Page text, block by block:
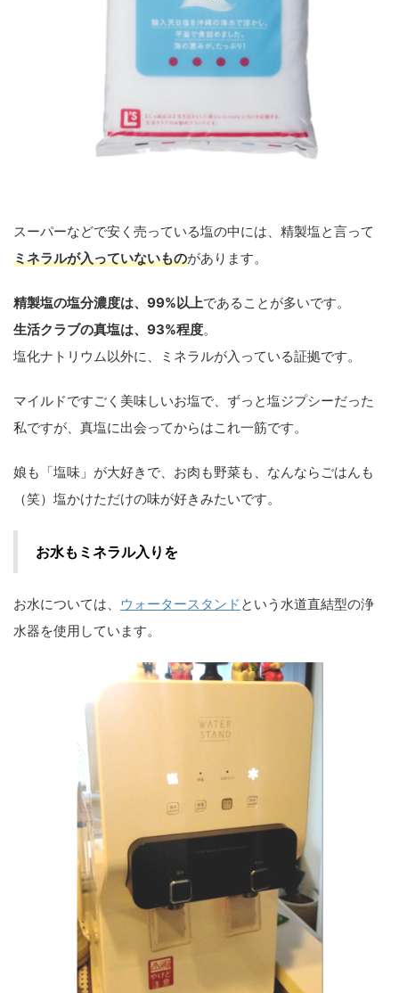
スーパーなどで安く売っている塩の中には、精製塩と言って
ミネラルが入っていないものがあります。
精製塩の塩分濃度は、99%以上であることが多いです。
生活クラブの真塩は、93%程度。
塩化ナトリウム以外に、ミネラルが入っている証拠です。
マイルドですごく美味しいお塩で、ずっと塩ジプシーだった
私ですが、真塩に出会ってからはこれ一筋です。
娘も「塩味」が大好きで、お肉も野菜も、なんならごはんも
（笑）塩かけただけの味が好きみたいです。
お水もミネラル入りを
お水については、 ウォータースタンド という水道直結型の浄
水器を使用しています。